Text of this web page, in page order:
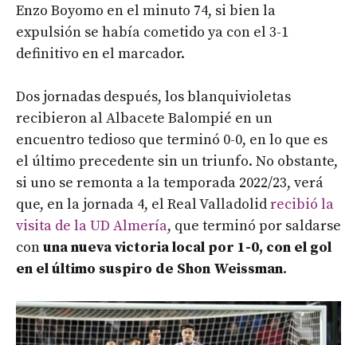
Enzo Boyomo en el minuto 74, si bien la
expulsión se había cometido ya con el 3-1
definitivo en el marcador.
Dos jornadas después, los blanquivioletas
recibieron al Albacete Balompié en un
encuentro tedioso que terminó 0-0, en lo que es
el último precedente sin un triunfo. No obstante,
si uno se remonta a la temporada 2022/23, verá
que, en la jornada 4, el Real Valladolidrecibió la
visita de la UD Almería, que terminó por saldarse
conuna nueva victoria local por 1-0, con el gol
en el último suspiro de Shon Weissman.